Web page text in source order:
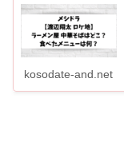
kosodate-and.net